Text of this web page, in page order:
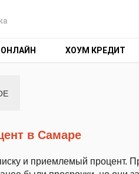
ХОУМ КРЕДИТ
в Самаре
и приемлемый процент.